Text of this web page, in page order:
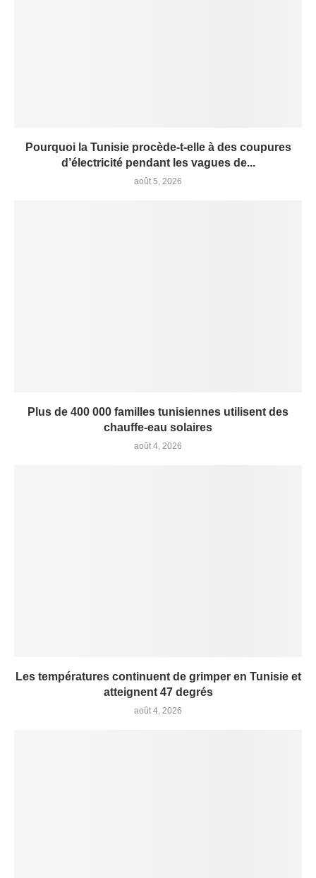
Pourquoi la Tunisie procède-t-elle à des coupures
d’électricité pendant les vagues de...
août 5, 2026
Plus de 400 000 familles tunisiennes utilisent des
chauffe-eau solaires
août 4, 2026
Les températures continuent de grimper en Tunisie et
atteignent 47 degrés
août 4, 2026